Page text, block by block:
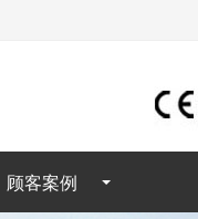
顾客案例